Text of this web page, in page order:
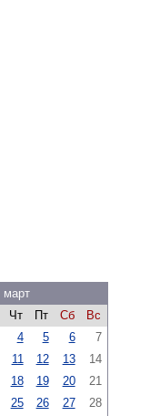
март
Чт Пт Сб
Вс
4 5 6
7
11 12 13
14
18 19 20
21
25 26 27
28